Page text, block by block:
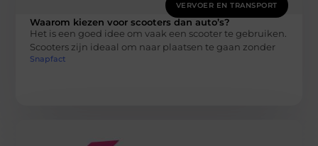
VERVOER EN TRANSPORT
Waarom kiezen voor scooters dan auto’s?
Het is een goed idee om vaak een scooter te gebruiken.
Scooters zijn ideaal om naar plaatsen te gaan zonder
Snapfact